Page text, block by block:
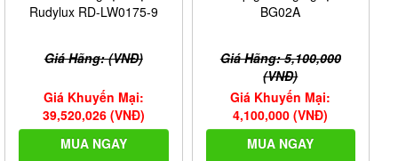
Rudylux RD-LW0175-9
Giá Hãng: (VNĐ)
Giá Khuyến Mại:
39,520,026 (VNĐ)
MUA NGAY
BG02A
Giá Hãng: 5,100,000
(VNĐ)
Giá Khuyến Mại:
4,100,000 (VNĐ)
MUA NGAY